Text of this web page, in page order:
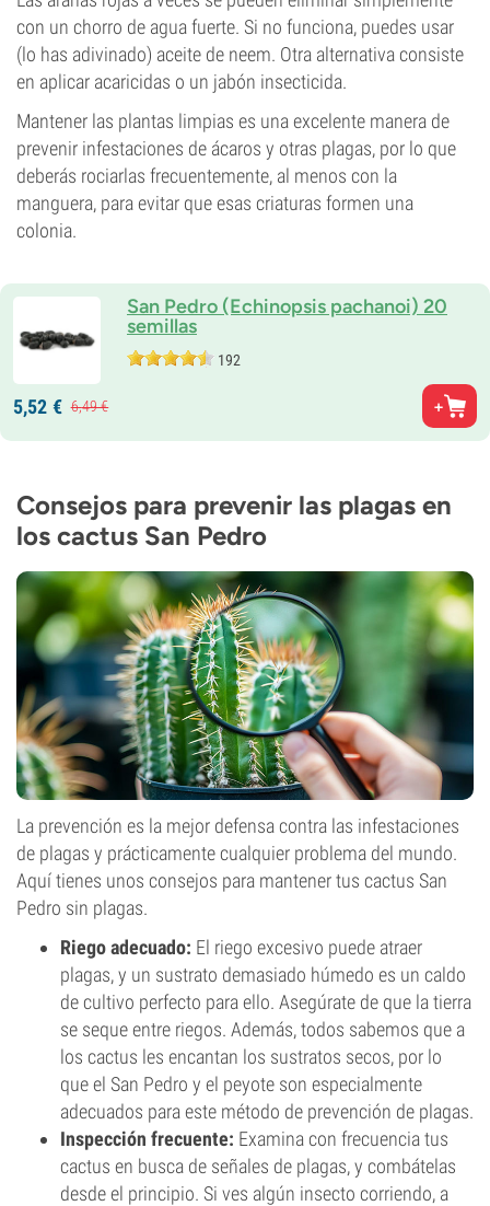
con un chorro de agua fuerte. Si no funciona, puedes usar
(lo has adivinado) aceite de neem. Otra alternativa consiste
en aplicar acaricidas o un jabón insecticida.
Mantener las plantas limpias es una excelente manera de
prevenir infestaciones de ácaros y otras plagas, por lo que
deberás rociarlas frecuentemente, al menos con la
manguera, para evitar que esas criaturas formen una
colonia.
San Pedro (Echinopsis pachanoi) 20
semillas
192
5,52 € 6,49€
Consejos para prevenir las plagas en
los cactus San Pedro
La prevención es la mejor defensa contra las infestaciones
de plagas y prácticamente cualquier problema del mundo.
Aquí tienes unos consejos para mantener tus cactus San
Pedro sin plagas.
Riego adecuado: El riego excesivo puede atraer
plagas, y un sustrato demasiado húmedo es un caldo
de cultivo perfecto para ello. Asegúrate de que la tierra
se seque entre riegos. Además, todos sabemos que a
los cactus les encantan los sustratos secos, por lo
que el San Pedro y el peyote son especialmente
adecuados para este método de prevención de plagas.
Inspección frecuente: Examina con frecuencia tus
cactus en busca de señales de plagas, y combátelas
desde el principio. Si ves algún insecto corriendo, a